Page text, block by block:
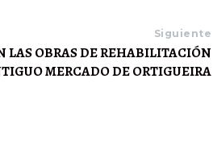
Siguiente
LAS OBRAS DE REHABILITACIÓN
MERCADO DE ORTIGUEIRA